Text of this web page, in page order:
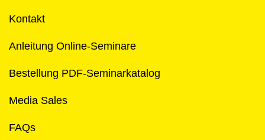
Kontakt
Anleitung Online-Seminare
Bestellung PDF-Seminarkatalog
Media Sales
FAQs